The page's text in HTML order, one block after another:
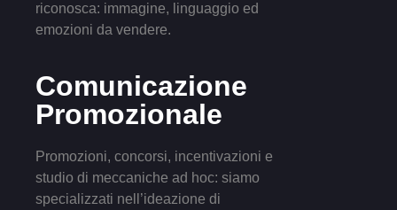
riconosca: immagine, linguaggio ed
emozioni da vendere.
Comunicazione
Promozionale
Promozioni, concorsi, incentivazioni e
studio di meccaniche ad hoc: siamo
specializzati nell’ideazione di